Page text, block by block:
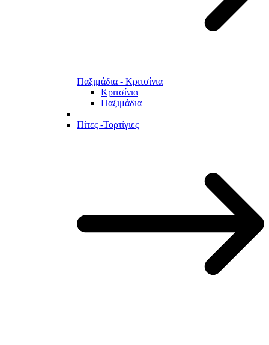
Παξιμάδια - Κριτσίνια
Κριτσίνια
Παξιμάδια
Πίτες -Τορτίγιες